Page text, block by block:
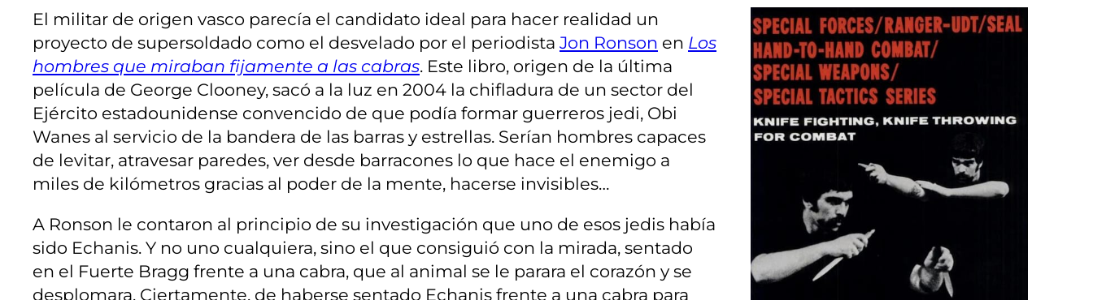
El militar de origen vasco parecía el candidato ideal para hacer realidad un
proyecto de supersoldado como el desvelado por el periodista Jon Ronson en Los
hombres que miraban fijamente a las cabras. Este libro, origen de la última
película de George Clooney, sacó a la luz en 2004 la chifladura de un sector del
Ejército estadounidense convencido de que podía formar guerreros jedi, Obi
Wanes al servicio de la bandera de las barras y estrellas. Serían hombres capaces
de levitar, atravesar paredes, ver desde barracones lo que hace el enemigo a
miles de kilómetros gracias al poder de la mente, hacerse invisibles…
A Ronson le contaron al principio de su investigación que uno de esos jedis había
sido Echanis. Y no uno cualquiera, sino el que consiguió con la mirada, sentado
en el Fuerte Bragg frente a una cabra, que al animal se le parara el corazón y se
desplomara. Ciertamente, de haberse sentado Echanis frente a una cabra para